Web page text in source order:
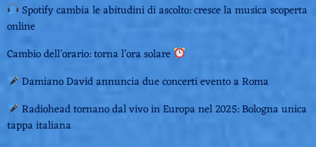
Spotify cambia le abitudini di ascolto: cresce la musica scoperta
online
Cambio dell’orario: torna l’ora solare
Damiano David annuncia due concerti evento a Roma
Radiohead tornano dal vivo in Europa nel 2025: Bologna unica
tappa italiana